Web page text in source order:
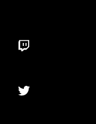
Twitch
Twitter